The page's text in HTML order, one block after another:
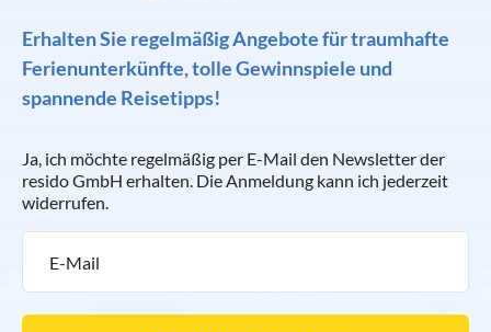
Erhalten Sie regelmäßig Angebote für traumhafte
Ferienunterkünfte, tolle Gewinnspiele und
spannende Reisetipps!
Ja, ich möchte regelmäßig per E-Mail den Newsletter der
resido GmbH erhalten. Die Anmeldung kann ich jederzeit
widerrufen.